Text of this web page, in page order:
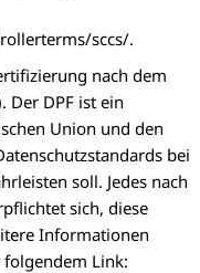
sccs/.
nach dem
Der DPF ist ein
Union und den
bei
soll. Jedes nach
sich, diese
Informationen
Link: